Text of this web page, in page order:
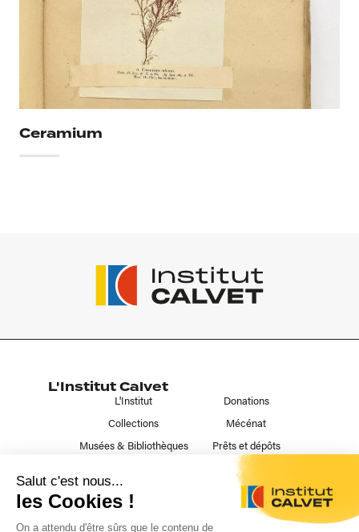
Ceramium
L'Institut Calvet
L'Institut
Collections
Musées & Bibliothèques
Donations
Mécénat
Prêts et dépôts
Liens utiles